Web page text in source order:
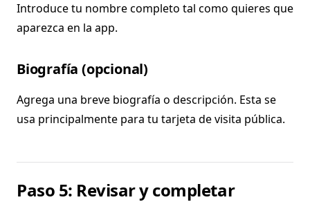
Introduce tu nombre completo tal como quieres que
aparezca en la app.
Biografía (opcional)
Agrega una breve biografía o descripción. Esta se
usa principalmente para tu tarjeta de visita pública.
Paso 5: Revisar y completar